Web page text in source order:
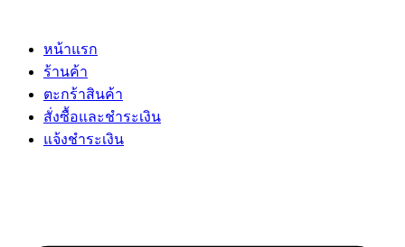
contentหน้าแรก
ร้านค้า
ตะกร้าสินค้า
สั่งซื้อและชำระเงิน
แจ้งชำระเงิน